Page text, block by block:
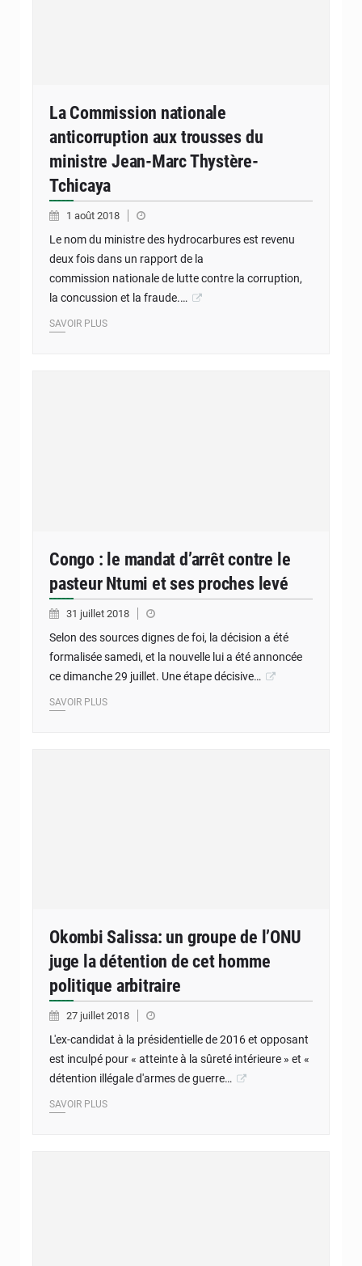
La Commission nationale
anticorruption aux trousses du
ministre Jean-Marc Thystère-
Tchicaya
1 août 2018
Le nom du ministre des hydrocarbures est revenu
deux fois dans un rapport de la
commission nationale de lutte contre la corruption,
la concussion et la fraude.…
SAVOIR PLUS
Congo : le mandat d’arrêt contre le
pasteur Ntumi et ses proches levé
31 juillet 2018
Selon des sources dignes de foi, la décision a été
formalisée samedi, et la nouvelle lui a été annoncée
ce dimanche 29 juillet. Une étape décisive…
SAVOIR PLUS
Okombi Salissa: un groupe de l’ONU
juge la détention de cet homme
politique arbitraire
27 juillet 2018
L'ex-candidat à la présidentielle de 2016 et opposant
est inculpé pour « atteinte à la sûreté intérieure » et «
détention illégale d'armes de guerre…
SAVOIR PLUS